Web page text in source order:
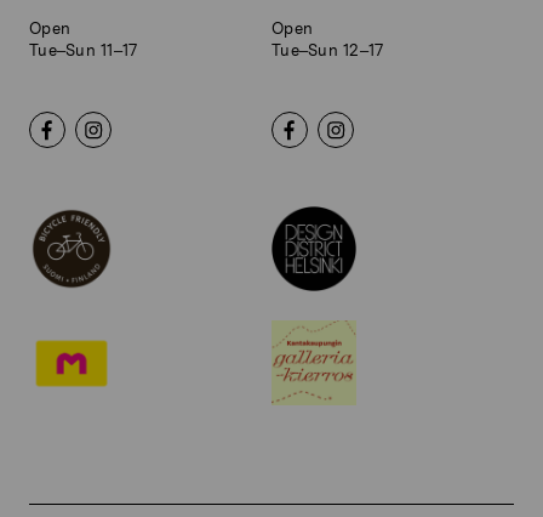
Open
Tue–Sun 11–17
Open
Tue–Sun 12–17